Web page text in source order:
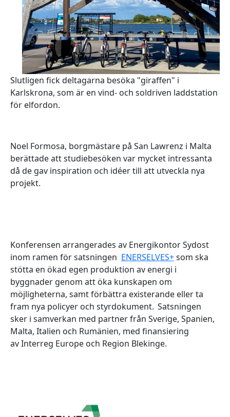
Slutligen fick deltagarna besöka "giraffen" i
Karlskrona, som är en vind- och soldriven laddstation
för elfordon.
Noel Formosa, borgmästare på San Lawrenz i Malta
berättade att studiebesöken var mycket intressanta
då de gav inspiration och idéer till att utveckla nya
projekt.
Konferensen arrangerades av Energikontor Sydost
inom ramen för satsningen ENERSELVES+som ska
stötta en ökad egen produktion av energi i
byggnader genom att öka kunskapen om
möjligheterna, samt förbättra existerande eller ta
fram nya policyer och styrdokument. Satsningen
sker i samverkan med partner från Sverige, Spanien,
Malta, Italien och Rumänien, med finansiering
av Interreg Europe och Region Blekinge.